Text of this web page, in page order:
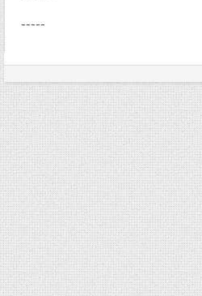
-----